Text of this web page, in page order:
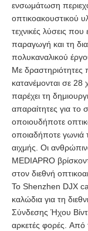
ενσωμάτωση
οπτικοακουστικού
τεχνικές λύσεις που
παραγωγή και τη
πολυκαναλικού
Με
κατανέμονται σε
παρέχει τη
απαραίτητες για το
οποιουδήποτε
οποιαδήποτε γωνιά
αιχμής. Οι
MEDIAPRO
στον διεθνή
Το Shenzhen DJX
καλώδια για τη
Σύνδεσης Ήχου
αρκετές φορές. Από